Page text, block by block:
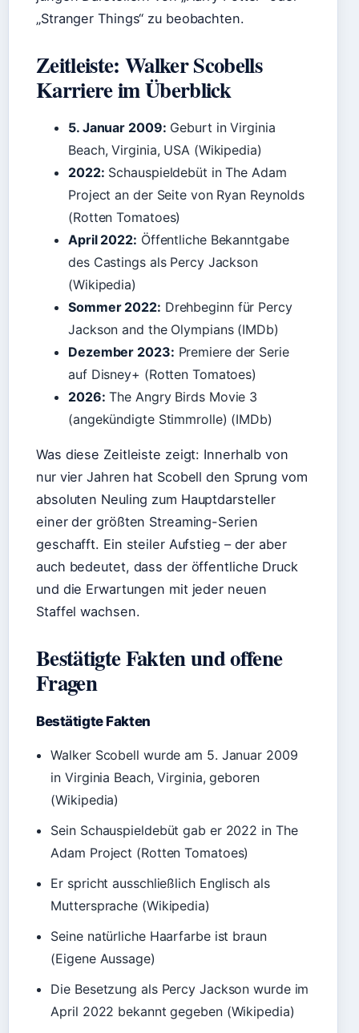
„Stranger Things“ zu beobachten.
Zeitleiste: Walker Scobells
Karriere im Überblick
5. Januar 2009: Geburt in Virginia
Beach, Virginia, USA (Wikipedia)
2022: Schauspieldebüt in The Adam
Project an der Seite von Ryan Reynolds
(Rotten Tomatoes)
April 2022: Öffentliche Bekanntgabe
des Castings als Percy Jackson
(Wikipedia)
Sommer 2022: Drehbeginn für Percy
Jackson and the Olympians (IMDb)
Dezember 2023: Premiere der Serie
auf Disney+ (Rotten Tomatoes)
2026: The Angry Birds Movie 3
(angekündigte Stimmrolle) (IMDb)
Was diese Zeitleiste zeigt: Innerhalb von
nur vier Jahren hat Scobell den Sprung vom
absoluten Neuling zum Hauptdarsteller
einer der größten Streaming-Serien
geschafft. Ein steiler Aufstieg – der aber
auch bedeutet, dass der öffentliche Druck
und die Erwartungen mit jeder neuen
Staffel wachsen.
Bestätigte Fakten und offene
Fragen
Bestätigte Fakten
Walker Scobell wurde am 5. Januar 2009
in Virginia Beach, Virginia, geboren
(Wikipedia)
Sein Schauspieldebüt gab er 2022 in The
Adam Project (Rotten Tomatoes)
Er spricht ausschließlich Englisch als
Muttersprache (Wikipedia)
Seine natürliche Haarfarbe ist braun
(Eigene Aussage)
Die Besetzung als Percy Jackson wurde im
April 2022 bekannt gegeben (Wikipedia)